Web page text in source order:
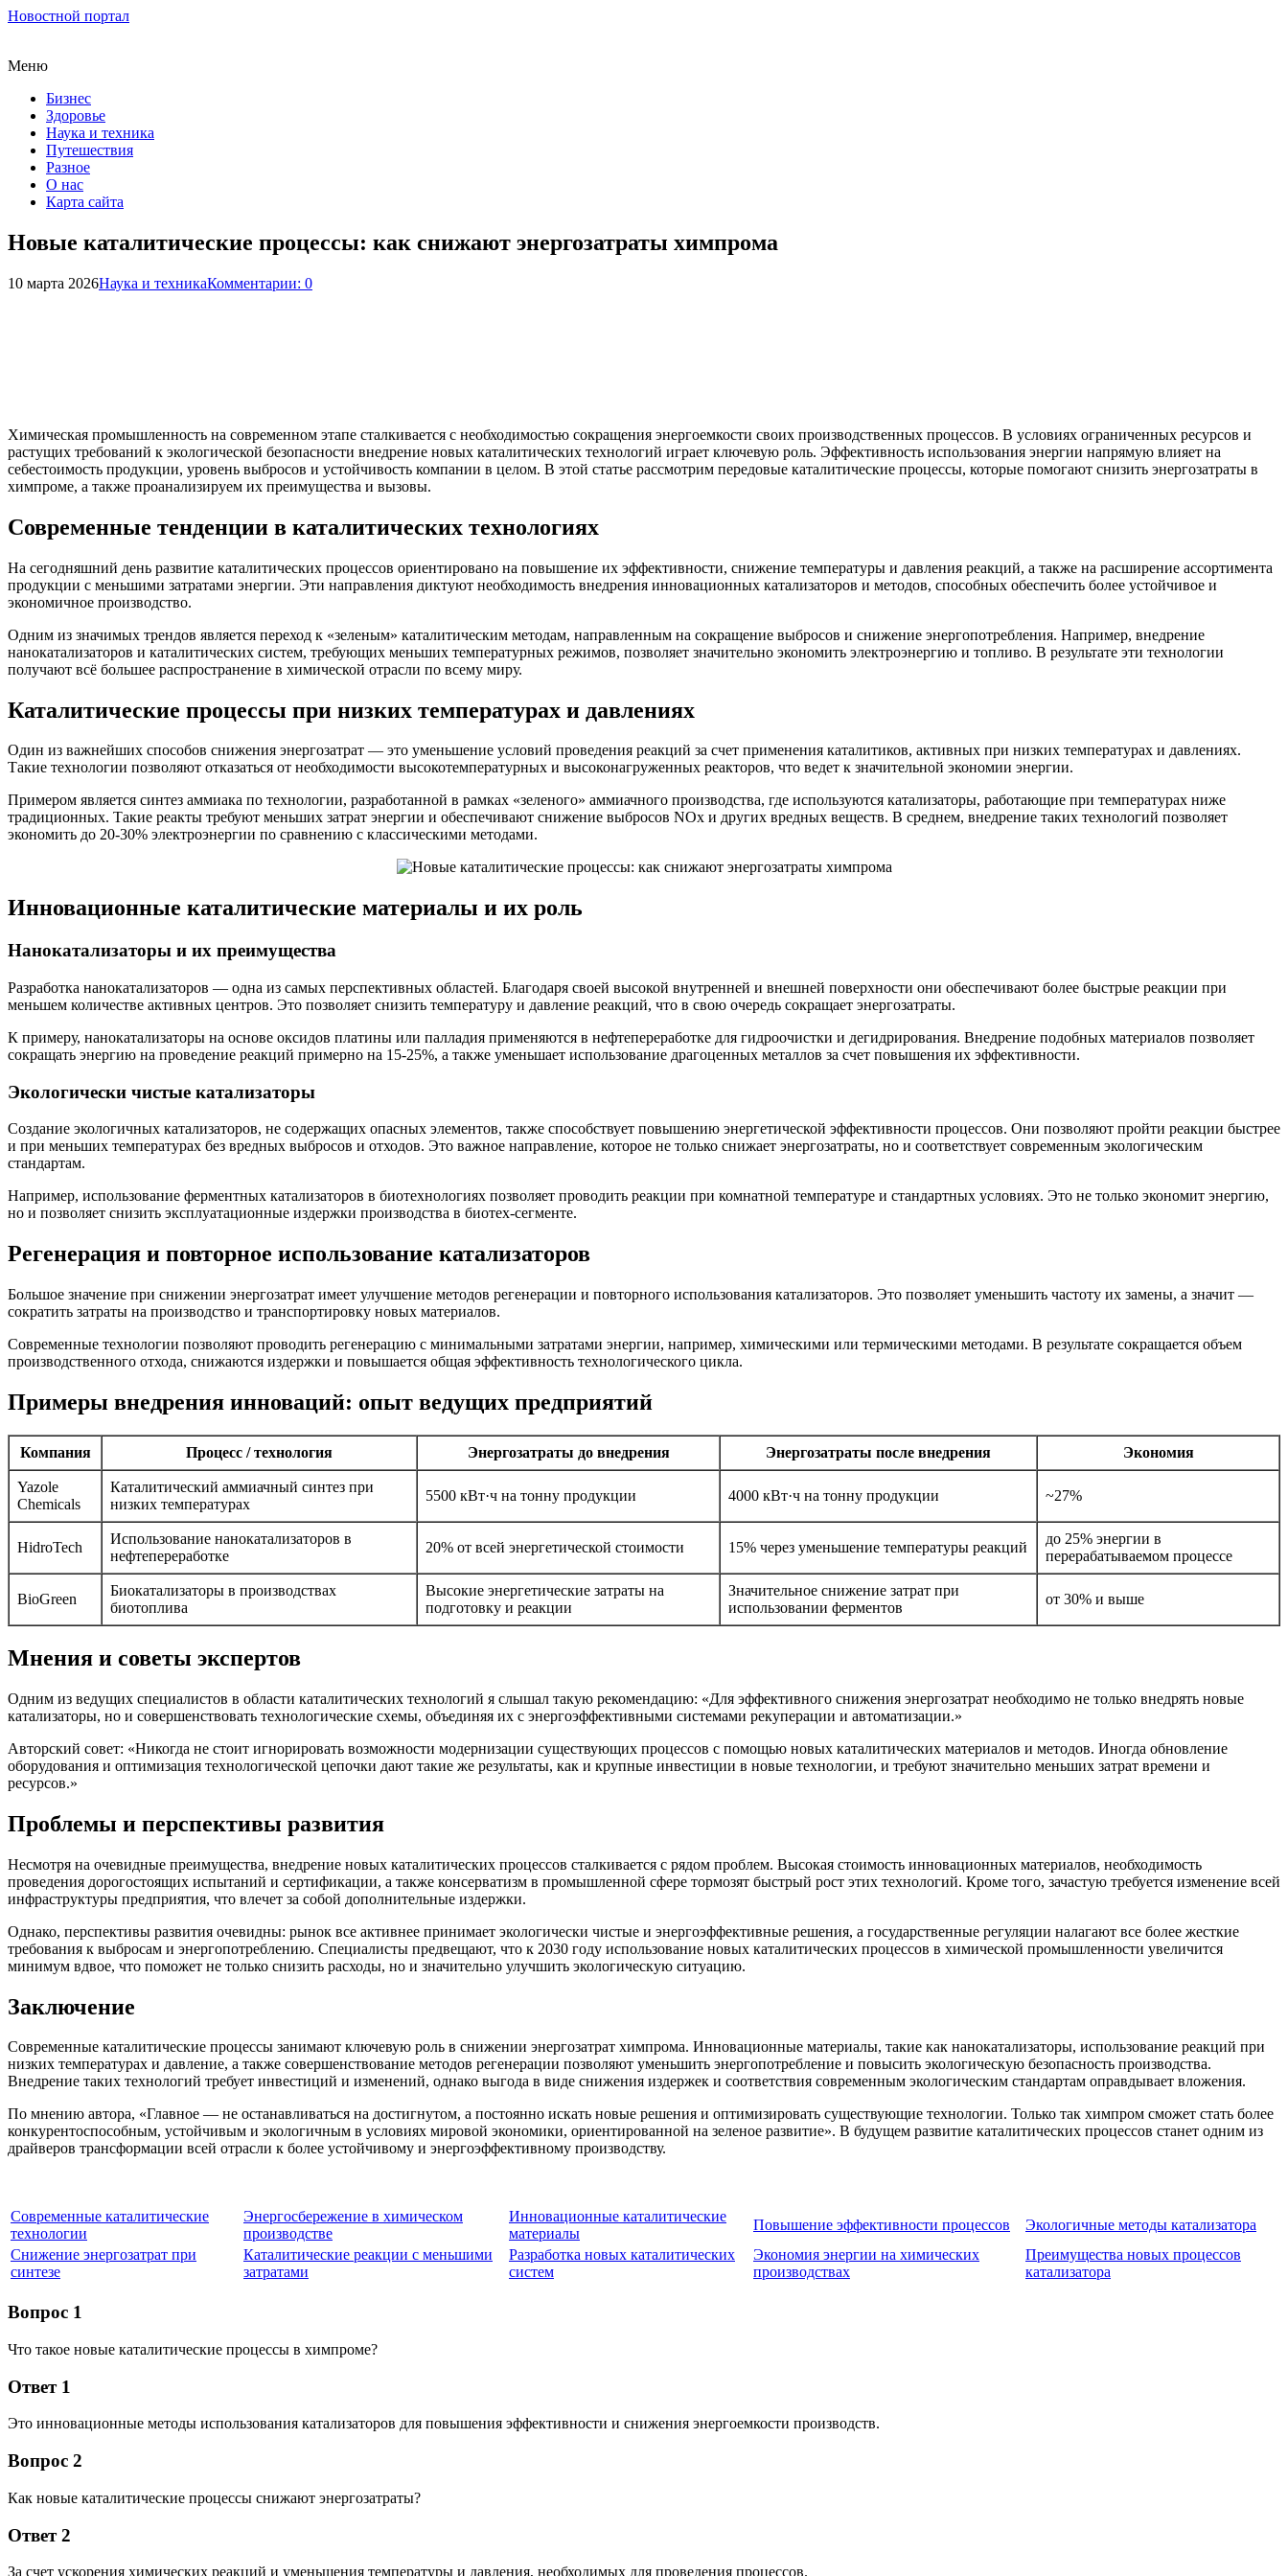
Новостной портал
Меню
Бизнес
Здоровье
Наука и техника
Путешествия
Разное
О нас
Карта сайта
Новые каталитические процессы: как снижают энергозатраты химпрома
10 марта 2026Наука и техникаКомментарии: 0
Химическая промышленность на современном этапе сталкивается с необходимостью сокращения энергоемкости своих производственных процессов. В условиях ограниченных ресурсов и
растущих требований к экологической безопасности внедрение новых каталитических технологий играет ключевую роль. Эффективность использования энергии напрямую влияет на
себестоимость продукции, уровень выбросов и устойчивость компании в целом. В этой статье рассмотрим передовые каталитические процессы, которые помогают снизить энергозатраты в
химпроме, а также проанализируем их преимущества и вызовы.
Современные тенденции в каталитических технологиях
На сегодняшний день развитие каталитических процессов ориентировано на повышение их эффективности, снижение температуры и давления реакций, а также на расширение ассортимента
продукции с меньшими затратами энергии. Эти направления диктуют необходимость внедрения инновационных катализаторов и методов, способных обеспечить более устойчивое и
экономичное производство.
Одним из значимых трендов является переход к «зеленым» каталитическим методам, направленным на сокращение выбросов и снижение энергопотребления. Например, внедрение
нанокатализаторов и каталитических систем, требующих меньших температурных режимов, позволяет значительно экономить электроэнергию и топливо. В результате эти технологии
получают всё большее распространение в химической отрасли по всему миру.
Каталитические процессы при низких температурах и давлениях
Один из важнейших способов снижения энергозатрат — это уменьшение условий проведения реакций за счет применения каталитиков, активных при низких температурах и давлениях.
Такие технологии позволяют отказаться от необходимости высокотемпературных и высоконагруженных реакторов, что ведет к значительной экономии энергии.
Примером является синтез аммиака по технологии, разработанной в рамках «зеленого» аммиачного производства, где используются катализаторы, работающие при температурах ниже
традиционных. Такие реакты требуют меньших затрат энергии и обеспечивают снижение выбросов NOx и других вредных веществ. В среднем, внедрение таких технологий позволяет
экономить до 20-30% электроэнергии по сравнению с классическими методами.
Инновационные каталитические материалы и их роль
Нанокатализаторы и их преимущества
Разработка нанокатализаторов — одна из самых перспективных областей. Благодаря своей высокой внутренней и внешней поверхности они обеспечивают более быстрые реакции при
меньшем количестве активных центров. Это позволяет снизить температуру и давление реакций, что в свою очередь сокращает энергозатраты.
К примеру, нанокатализаторы на основе оксидов платины или палладия применяются в нефтепереработке для гидроочистки и дегидрирования. Внедрение подобных материалов позволяет
сокращать энергию на проведение реакций примерно на 15-25%, а также уменьшает использование драгоценных металлов за счет повышения их эффективности.
Экологически чистые катализаторы
Создание экологичных катализаторов, не содержащих опасных элементов, также способствует повышению энергетической эффективности процессов. Они позволяют пройти реакции быстрее
и при меньших температурах без вредных выбросов и отходов. Это важное направление, которое не только снижает энергозатраты, но и соответствует современным экологическим
стандартам.
Например, использование ферментных катализаторов в биотехнологиях позволяет проводить реакции при комнатной температуре и стандартных условиях. Это не только экономит энергию,
но и позволяет снизить эксплуатационные издержки производства в биотех-сегменте.
Регенерация и повторное использование катализаторов
Большое значение при снижении энергозатрат имеет улучшение методов регенерации и повторного использования катализаторов. Это позволяет уменьшить частоту их замены, а значит —
сократить затраты на производство и транспортировку новых материалов.
Современные технологии позволяют проводить регенерацию с минимальными затратами энергии, например, химическими или термическими методами. В результате сокращается объем
производственного отхода, снижаются издержки и повышается общая эффективность технологического цикла.
Примеры внедрения инноваций: опыт ведущих предприятий
Компания Процесс / технология Энергозатраты до внедрения Энергозатраты после внедрения Экономия
Yazole
Chemicals
Каталитический аммиачный синтез при
низких температурах
5500 кВт·ч на тонну продукции 4000 кВт·ч на тонну продукции ~27%
HidroTech
Использование нанокатализаторов в
нефтепереработке
20% от всей энергетической стоимости 15% через уменьшение температуры реакций
до 25% энергии в
перерабатываемом процессе
BioGreen
Биокатализаторы в производствах
биотоплива
Высокие энергетические затраты на
подготовку и реакции
Значительное снижение затрат при
использовании ферментов
от 30% и выше
Мнения и советы экспертов
Одним из ведущих специалистов в области каталитических технологий я слышал такую рекомендацию: «Для эффективного снижения энергозатрат необходимо не только внедрять новые
катализаторы, но и совершенствовать технологические схемы, объединяя их с энергоэффективными системами рекуперации и автоматизации.»
Авторский совет: «Никогда не стоит игнорировать возможности модернизации существующих процессов с помощью новых каталитических материалов и методов. Иногда обновление
оборудования и оптимизация технологической цепочки дают такие же результаты, как и крупные инвестиции в новые технологии, и требуют значительно меньших затрат времени и
ресурсов.»
Проблемы и перспективы развития
Несмотря на очевидные преимущества, внедрение новых каталитических процессов сталкивается с рядом проблем. Высокая стоимость инновационных материалов, необходимость
проведения дорогостоящих испытаний и сертификации, а также консерватизм в промышленной сфере тормозят быстрый рост этих технологий. Кроме того, зачастую требуется изменение всей
инфраструктуры предприятия, что влечет за собой дополнительные издержки.
Однако, перспективы развития очевидны: рынок все активнее принимает экологически чистые и энергоэффективные решения, а государственные регуляции налагают все более жесткие
требования к выбросам и энергопотреблению. Специалисты предвещают, что к 2030 году использование новых каталитических процессов в химической промышленности увеличится
минимум вдвое, что поможет не только снизить расходы, но и значительно улучшить экологическую ситуацию.
Заключение
Современные каталитические процессы занимают ключевую роль в снижении энергозатрат химпрома. Инновационные материалы, такие как нанокатализаторы, использование реакций при
низких температурах и давление, а также совершенствование методов регенерации позволяют уменьшить энергопотребление и повысить экологическую безопасность производства.
Внедрение таких технологий требует инвестиций и изменений, однако выгода в виде снижения издержек и соответствия современным экологическим стандартам оправдывает вложения.
По мнению автора, «Главное — не останавливаться на достигнутом, а постоянно искать новые решения и оптимизировать существующие технологии. Только так химпром сможет стать более
конкурентоспособным, устойчивым и экологичным в условиях мировой экономики, ориентированной на зеленое развитие». В будущем развитие каталитических процессов станет одним из
драйверов трансформации всей отрасли к более устойчивому и энергоэффективному производству.
Современные каталитические
технологии
Энергосбережение в химическом
производстве
Инновационные каталитические
материалы
Повышение эффективности процессов
Экологичные методы катализатора
Снижение энергозатрат при
синтезе
Каталитические реакции с меньшими
затратами
Разработка новых каталитических
систем
Экономия энергии на химических
производствах
Преимущества новых процессов
катализатора
Вопрос 1
Что такое новые каталитические процессы в химпроме?
Ответ 1
Это инновационные методы использования катализаторов для повышения эффективности и снижения энергоемкости производств.
Вопрос 2
Как новые каталитические процессы снижают энергозатраты?
Ответ 2
За счет ускорения химических реакций и уменьшения температуры и давления, необходимых для проведения процессов.